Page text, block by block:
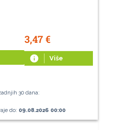
3,47€
info Više
30 dana:
do: 09.08.2026 00:00